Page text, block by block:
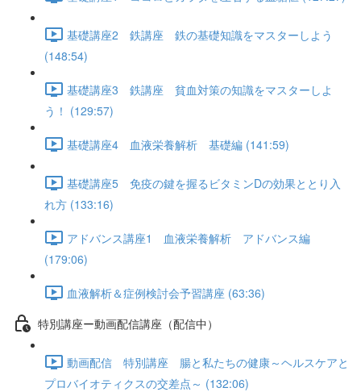
基礎講座2 鉄講座 鉄の基礎知識をマスターしよう
(148:54)
基礎講座3 鉄講座 貧血対策の知識をマスターしよ
う！ (129:57)
基礎講座4 血液栄養解析 基礎編 (141:59)
基礎講座5 免疫の鍵を握るビタミンDの効果ととり入
れ方 (133:16)
アドバンス講座1 血液栄養解析 アドバンス編
(179:06)
血液解析＆症例検討会予習講座 (63:36)
特別講座ー動画配信講座（配信中）
動画配信 特別講座 腸と私たちの健康～ヘルスケアと
プロバイオティクスの交差点～ (132:06)